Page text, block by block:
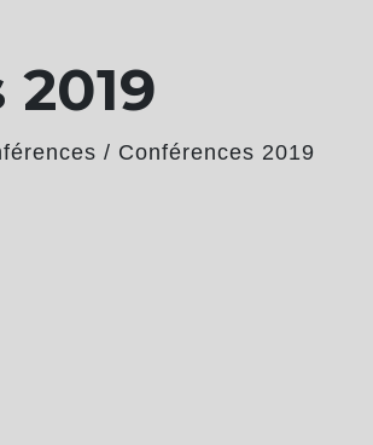
/ Conférences 2019